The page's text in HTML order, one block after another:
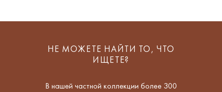
НЕ МОЖЕТЕ НАЙТИ ТО, ЧТО
ИЩЕТЕ?
В нашей частной коллекции более 300